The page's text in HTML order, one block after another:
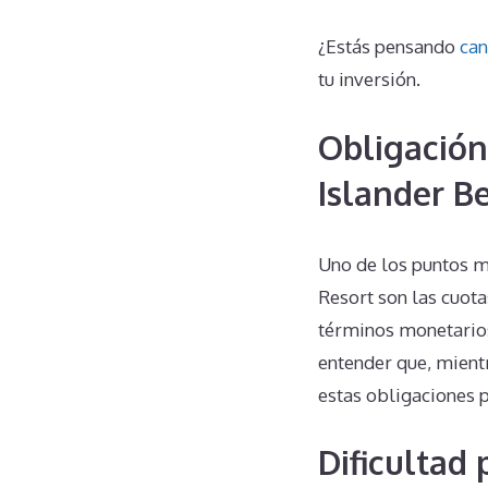
¿Estás pensando
tu inversión.
Islander
Uno de los puntos
Resort son las
términos
entender que,
estas obligaciones
Dificultad